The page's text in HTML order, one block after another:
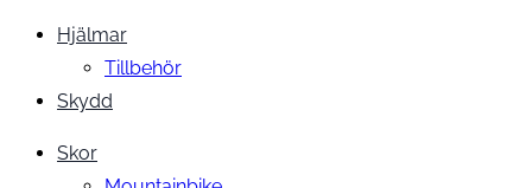
Hjälmar
Tillbehör
Skydd
Skor